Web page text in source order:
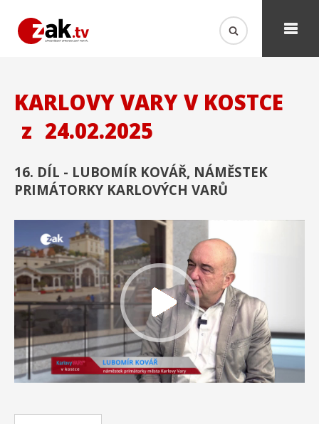
KARLOVY VARY V KOSTCE
z 24.02.2025
16. DÍL - LUBOMÍR KOVÁŘ, NÁMĚSTEK
PRIMÁTORKY KARLOVÝCH VARŮ